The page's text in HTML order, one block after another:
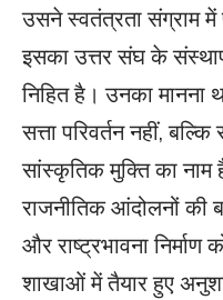
उसने स्वतंत्रता संग्राम में
इसका उत्तर संघ के
निहित है। उनका मानना
सत्ता परिवर्तन नहीं,
सांस्कृतिक मुक्ति का नाम
राजनीतिक आंदोलनों की
और राष्ट्रभावना
शाखाओं में तैयार हुए